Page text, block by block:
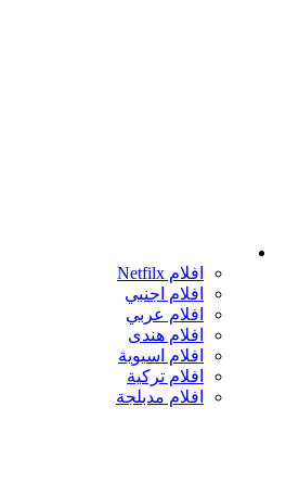
افلام Netfilx
افلام اجنبي
افلام عربي
افلام هندى
افلام اسيوية
افلام تركية
افلام مدبلجة